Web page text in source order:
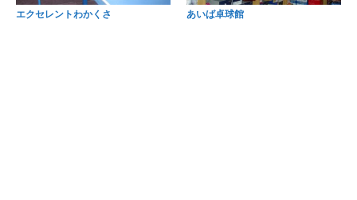
エクセレントわかくさ あいば卓球館